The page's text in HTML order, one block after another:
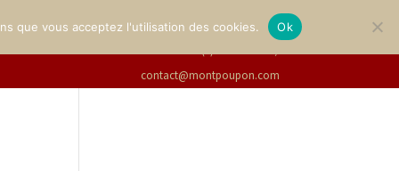
GALLERY TICKETS English
+33(0)2 47 94 21 15/
contact@montpoupon.com
que vous acceptez l'utilisation des cookies. Ok